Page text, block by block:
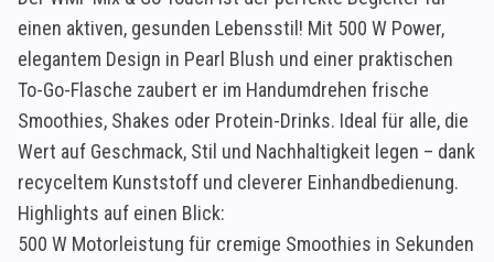
einen aktiven, gesunden Lebensstil! Mit 500 W Power,
elegantem Design in Pearl Blush und einer praktischen
To-Go-Flasche zaubert er im Handumdrehen frische
Smoothies, Shakes oder Protein-Drinks. Ideal für alle, die
Wert auf Geschmack, Stil und Nachhaltigkeit legen – dank
recyceltem Kunststoff und cleverer Einhandbedienung.
Highlights auf einen Blick:
500 W Motorleistung für cremige Smoothies in Sekunden